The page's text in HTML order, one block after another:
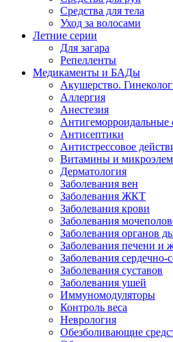
Средства для тела
Уход за волосами
Летние серии
Для загара
Репелленты
Медикаменты и БАДы
Акушерство.
Аллергия
Анестезия
Антигеморроидальные
Антисептики
Антистрессовое
Витамины и
Дерматология
Заболевания вен
Заболевания ЖКТ
Заболевания крови
Заболевания
Заболевания органов
Заболевания печени и
Заболевания сердечно-
Заболевания суставов
Заболевания ушей
Иммуномодуляторы
Контроль веса
Неврология
Обезболивающие